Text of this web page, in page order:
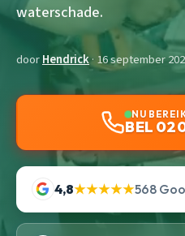
waterschade.
doorHendrick· 16 september
NU
BEL
4,8★★★★★568